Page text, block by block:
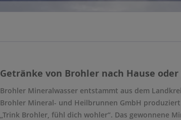
Getränke von Brohler nach Hause
Brohler Mineralwasser entstammt aus dem
Brohler Mineral- und Heilbrunnen GmbH
„Trink Brohler, fühl dich wohler“. Das gewonnene